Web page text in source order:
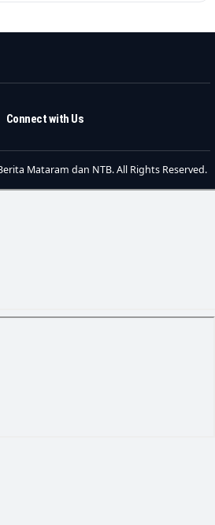
Connect with Us
Mataram dan NTB. All Rights Reserved.